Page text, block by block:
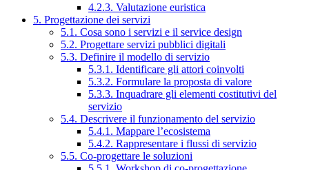
4.2.3. Valutazione euristica
5. Progettazione dei servizi
5.1. Cosa sono i servizi e il service design
5.2. Progettare servizi pubblici digitali
5.3. Definire il modello di servizio
5.3.1. Identificare gli attori coinvolti
5.3.2. Formulare la proposta di valore
5.3.3. Inquadrare gli elementi costitutivi del
servizio
5.4. Descrivere il funzionamento del servizio
5.4.1. Mappare l’ecosistema
5.4.2. Rappresentare i flussi di servizio
5.5. Co-progettare le soluzioni